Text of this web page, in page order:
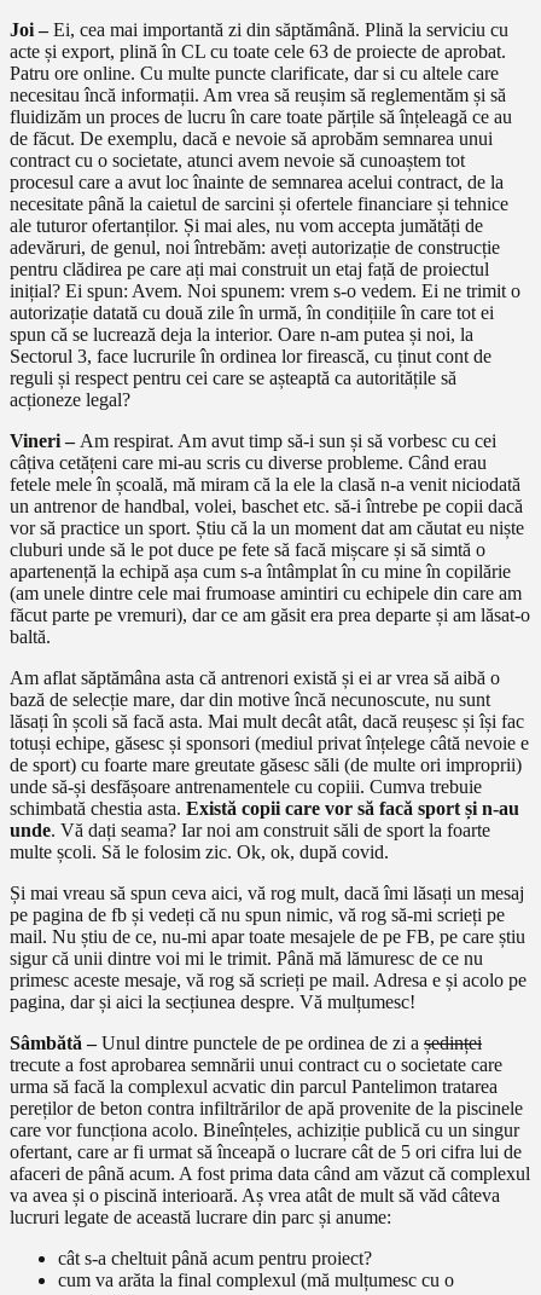
Joi –Ei, cea mai importantă zi din săptămână. Plină la serviciu cu
acte și export, plină în CL cu toate cele 63 de proiecte de aprobat.
Patru ore online. Cu multe puncte clarificate, dar si cu altele care
necesitau încă informații. Am vrea să reușim să reglementăm și să
fluidizăm un proces de lucru în care toate părțile să înțeleagă ce au
de făcut. De exemplu, dacă e nevoie să aprobăm semnarea unui
contract cu o societate, atunci avem nevoie să cunoaștem tot
procesul care a avut loc înainte de semnarea acelui contract, de la
necesitate până la caietul de sarcini și ofertele financiare și tehnice
ale tuturor ofertanților. Și mai ales, nu vom accepta jumătăți de
adevăruri, de genul, noi întrebăm: aveți autorizație de construcție
pentru clădirea pe care ați mai construit un etaj față de proiectul
inițial? Ei spun: Avem. Noi spunem: vrem s-o vedem. Ei ne trimit o
autorizație datată cu două zile în urmă, în condițiile în care tot ei
spun că se lucrează deja la interior. Oare n-am putea și noi, la
Sectorul 3, face lucrurile în ordinea lor firească, cu ținut cont de
reguli și respect pentru cei care se așteaptă ca autoritățile să
acționeze legal?
Vineri – Am respirat. Am avut timp să-i sun și să vorbesc cu cei
câțiva cetățeni care mi-au scris cu diverse probleme. Când erau
fetele mele în școală, mă miram că la ele la clasă n-a venit niciodată
un antrenor de handbal, volei, baschet etc. să-i întrebe pe copii dacă
vor să practice un sport. Știu că la un moment dat am căutat eu niște
cluburi unde să le pot duce pe fete să facă mișcare și să simtă o
apartenență la echipă așa cum s-a întâmplat în cu mine în copilărie
(am unele dintre cele mai frumoase amintiri cu echipele din care am
făcut parte pe vremuri), dar ce am găsit era prea departe și am lăsat-o
baltă.
Am aflat săptămâna asta că antrenori există și ei ar vrea să aibă o
bază de selecție mare, dar din motive încă necunoscute, nu sunt
lăsați în școli să facă asta. Mai mult decât atât, dacă reușesc și își fac
totuși echipe, găsesc și sponsori (mediul privat înțelege câtă nevoie e
de sport) cu foarte mare greutate găsesc săli (de multe ori improprii)
unde să-și desfășoare antrenamentele cu copiii. Cumva trebuie
schimbată chestia asta. Există copii care vor să facă sport și n-au
unde. Vă dați seama? Iar noi am construit săli de sport la foarte
multe școli. Să le folosim zic. Ok, ok, după covid.
Și mai vreau să spun ceva aici, vă rog mult, dacă îmi lăsați un mesaj
pe pagina de fb și vedeți că nu spun nimic, vă rog să-mi scrieți pe
mail. Nu știu de ce, nu-mi apar toate mesajele de pe FB, pe care știu
sigur că unii dintre voi mi le trimit. Până mă lămuresc de ce nu
primesc aceste mesaje, vă rog să scrieți pe mail. Adresa e și acolo pe
pagina, dar și aici la secțiunea despre. Vă mulțumesc!
Sâmbătă –Unul dintre punctele de pe ordinea de zi a ședinței
trecute a fost aprobarea semnării unui contract cu o societate care
urma să facă la complexul acvatic din parcul Pantelimon tratarea
pereților de beton contra infiltrărilor de apă provenite de la piscinele
care vor funcționa acolo. Bineînțeles, achiziție publică cu un singur
ofertant, care ar fi urmat să înceapă o lucrare cât de 5 ori cifra lui de
afaceri de până acum. A fost prima data când am văzut că complexul
va avea și o piscină interioară. Aș vrea atât de mult să văd câteva
lucruri legate de această lucrare din parc și anume:
cât s-a cheltuit până acum pentru proiect?
cum va arăta la final complexul (mă mulțumesc cu o